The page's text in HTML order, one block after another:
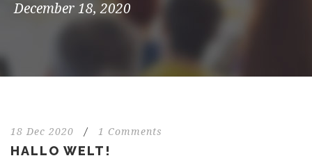
December 18, 2020
18 Dec 2020 / 1 Comments
HALLO WELT!